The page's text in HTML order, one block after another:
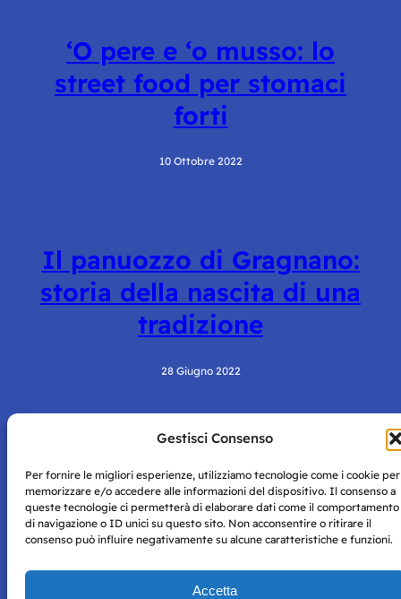
Gestisci Consenso
Per fornire le migliori esperienze, utilizziamo tecnologie come i cookie per
memorizzare e/o accedere alle informazioni del dispositivo. Il consenso a
queste tecnologie ci permetterà di elaborare dati come il comportamento
di navigazione o ID unici su questo sito. Non acconsentire o ritirare il
consenso può influire negativamente su alcune caratteristiche e funzioni.
Accetta
‘O pere e ‘o musso: lo
street food per stomaci
forti
10 Ottobre 2022
Il panuozzo di Gragnano:
storia della nascita di una
tradizione
28 Giugno 2022
Storie di Napoli è una testata registrata presso il tribunale di
Tutte le immagini e i contenuti su questo sito sono forniti
per mero scopo didattico e informativo.